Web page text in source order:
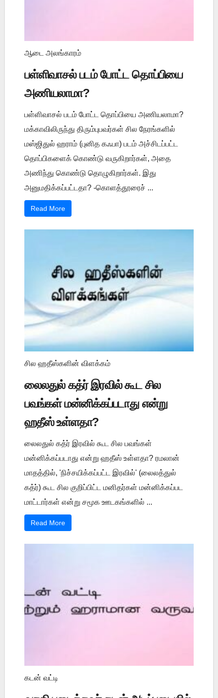
ஆடை அலங்காரம்
பள்ளிவாசல் படம் போட்ட தொப்பியை
அணியலாமா?
பள்ளிவாசல் படம் போட்ட தொப்பியை அணியலாமா?
மக்காவிலிருந்து திரும்புபவர்கள் சில நேரங்களில்
மஸ்ஜிதுல் ஹராம் (புனித கஃபா) படம் அச்சிடப்பட்ட
தொப்பிகளைக் கொண்டு வருகிறார்கள், அதை
அணிந்து கொண்டு தொழுகிறார்கள். இது
அனுமதிக்கப்பட்டதா? -கொளத்தூரைச் ...
Read More
சில ஹதீஸ்களின் விளக்கம்
லைலதுல் கத்ர் இரவில் கூட சில
பவங்கள் மன்னிக்கப்படாது என்று
ஹதீஸ் உள்ளதா?
லைலதுல் கத்ர் இரவில் கூட சில பவங்கள்
மன்னிக்கப்படாது என்று ஹதீஸ் உள்ளதா? ரமலான்
மாதத்தில், 'நிச்சயிக்கப்பட்ட இரவில்' (லைலத்துல்
கத்ர்) கூட சில குறிப்பிட்ட மனிதர்கள் மன்னிக்கப்பட
மாட்டார்கள் என்று சமூக ஊடகங்களில் ...
Read More
கடன் வட்டி